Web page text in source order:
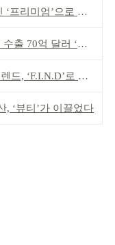
엄’으로 승부걸어야
억 달러 ‘역대 최고’
‘F.I.N.D’로 읽는다
, ‘뷰티’가 이끌었다